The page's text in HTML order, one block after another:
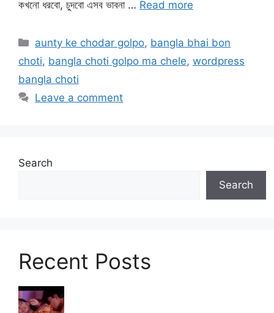
কখনো ধরবো, চুদবো এসব ভাবনা … Read more
Categories
aunty ke chodar golpo, bangla bhai bon
choti, bangla choti golpo ma chele, wordpress
bangla choti
Leave a comment
Search
Search
Recent Posts